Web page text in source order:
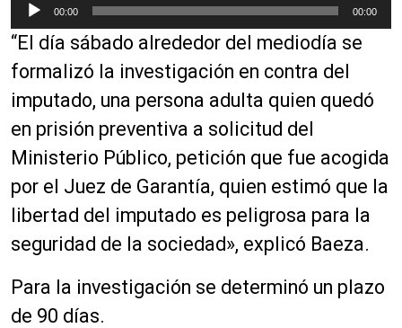
a
d
i
e
r
o
d
u
c
o
r
d
a
00:00 00:00
“El día sábado alrededor del mediodía se
formalizó la investigación en contra del
imputado, una persona adulta quien quedó
en prisión preventiva a solicitud del
Ministerio Público, petición que fue acogida
por el Juez de Garantía, quien estimó que la
libertad del imputado es peligrosa para la
seguridad de la sociedad», explicó Baeza.
Para la investigación se determinó un plazo
de 90 días.